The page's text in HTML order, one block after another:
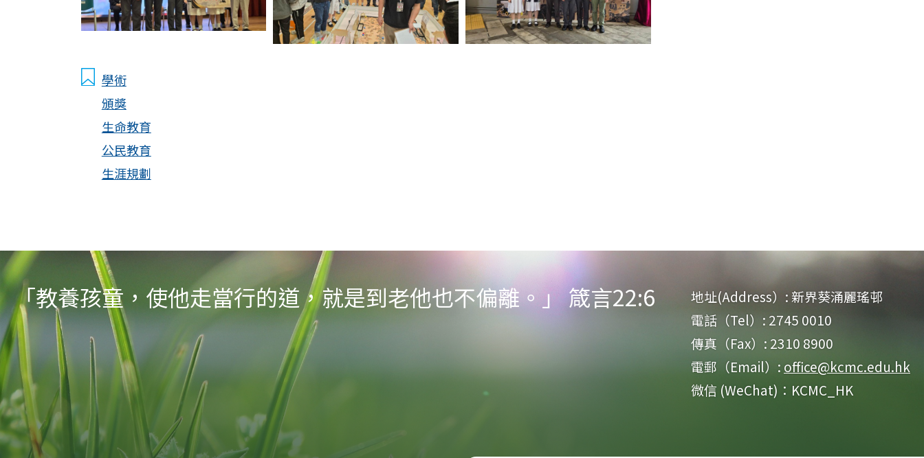
學術
頒獎
生命教育
公民教育
生涯規劃
「教養孩童，使他走當行的道，就是到老他也不偏離。」 箴言22:6 地址(Address）: 新界葵涌麗瑤邨
電話（Tel）: 2745 0010
傳真（Fax）: 2310 8900
電郵（Email）: office@kcmc.edu.hk
微信 (WeChat)：KCMC_HK